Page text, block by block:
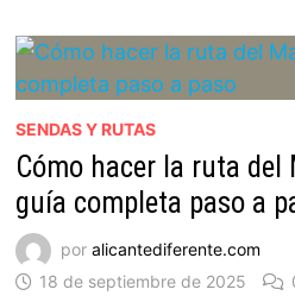
SENDAS Y RUTAS
Cómo hacer la ruta del
guía completa paso a
por alicantediferente.com
18 de septiembre de 2025